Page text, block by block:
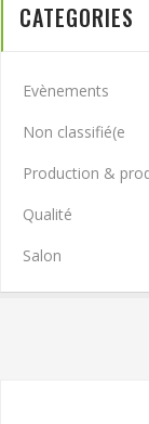
CATEGORIES
Evènements
Non classifié(e
Production &
Qualité
Salon